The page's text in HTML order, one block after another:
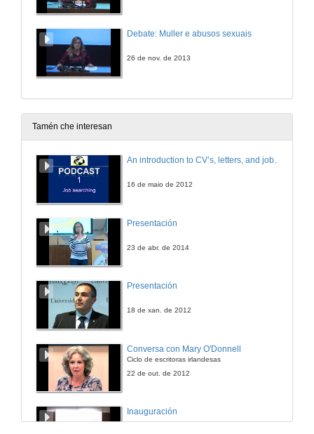
Debate: Muller e abusos sexuais
26 de nov. de 2013
Tamén che interesan
An introduction to CV’s, letters, and job searching
16 de maio de 2012
Presentación
23 de abr. de 2014
Presentación
18 de xan. de 2012
Conversa con Mary O'Donnell
Ciclo de escritoras irlandesas
22 de out. de 2012
Inauguración